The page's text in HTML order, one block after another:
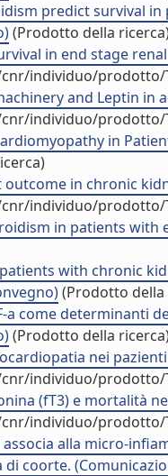
predict survival
(Prodotto della
in end stage
individuo/prodotto/
and Leptin in
individuo/prodotto/
in
in chronic
individuo/prodotto/
in patients with
with chronic
(Prodotto della
a come determinanti
(Prodotto della
nei
individuo/prodotto/
(fT3) e mortalità
individuo/prodotto/
alla micro-
coorte.